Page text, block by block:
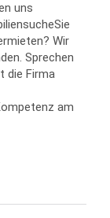
uns
Wir
Sprechen
die Firma
am